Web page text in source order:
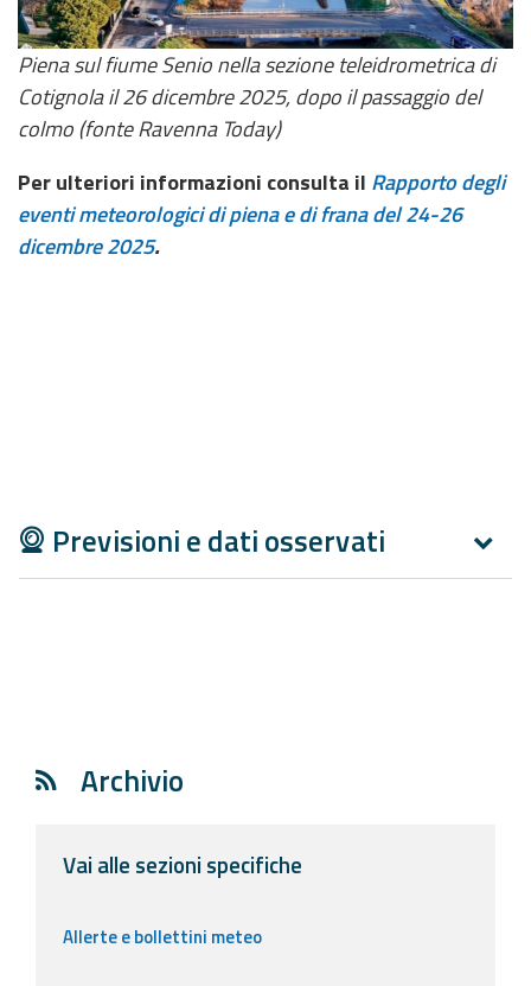
Piena sul fiume Senio nella sezione teleidrometrica di
Cotignola il 26 dicembre 2025, dopo il passaggio del
colmo (fonte Ravenna Today)
Per ulteriori informazioni consulta il Rapporto degli
eventi meteorologici di piena e di frana del 24-26
dicembre 2025.
Previsioni e dati osservati
Archivio
Vai alle sezioni specifiche
Allerte e bollettini meteo